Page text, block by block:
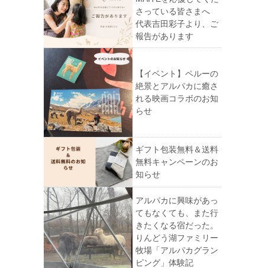
さっている皆さまへ
代表吉田彩子より、ご
報告があります
【イベント】ペルーの
絶景とアルパカに癒さ
れる映画コラボのお知
らせ
ギフト包装無料＆送料
無料キャンペーンのお
知らせ
アルパカに興味があっ
てもなくても、また行
きたくなる宿だった。
りんどう湖ファミリー
牧場「アルパカグラン
ピング」体験記